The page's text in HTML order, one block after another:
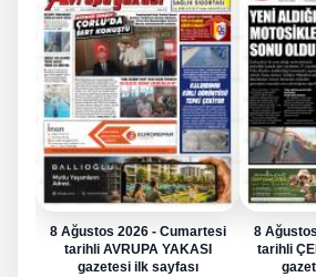
8 Ağustos 2026 - Cumartesi
tarihli AVRUPA YAKASI
gazetesi ilk sayfası
8
tarihli